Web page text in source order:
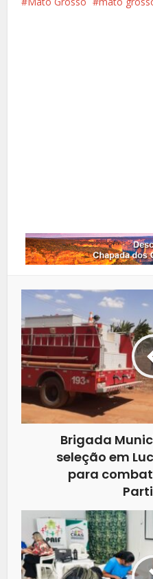
Brigada
seleção em
para